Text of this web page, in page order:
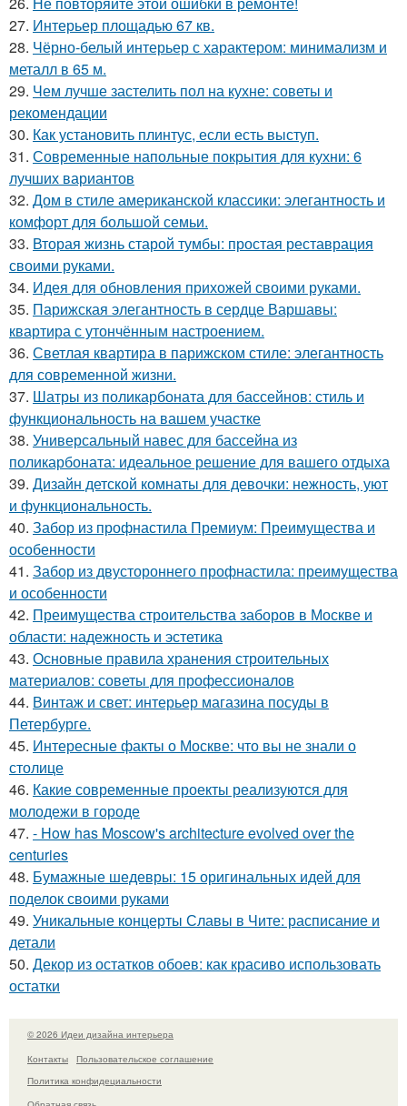
27. Интерьер площадью 67 кв.
28. Чёрно-белый интерьер с характером: минимализм и
металл в 65 м.
29. Чем лучше застелить пол на кухне: советы и
рекомендации
30. Как установить плинтус, если есть выступ.
31. Современные напольные покрытия для кухни: 6
лучших вариантов
32. Дом в стиле американской классики: элегантность и
комфорт для большой семьи.
33. Вторая жизнь старой тумбы: простая реставрация
своими руками.
34. Идея для обновления прихожей своими руками.
35. Парижская элегантность в сердце Варшавы:
квартира с утончённым настроением.
36. Светлая квартира в парижском стиле: элегантность
для современной жизни.
37. Шатры из поликарбоната для бассейнов: стиль и
функциональность на вашем участке
38. Универсальный навес для бассейна из
поликарбоната: идеальное решение для вашего отдыха
39. Дизайн детской комнаты для девочки: нежность, уют
и функциональность.
40. Забор из профнастила Премиум: Преимущества и
особенности
41. Забор из двустороннего профнастила: преимущества
и особенности
42. Преимущества строительства заборов в Москве и
области: надежность и эстетика
43. Основные правила хранения строительных
материалов: советы для профессионалов
44. Винтаж и свет: интерьер магазина посуды в
Петербурге.
45. Интересные факты о Москве: что вы не знали о
столице
46. Какие современные проекты реализуются для
молодежи в городе
47. - How has Moscow's architecture evolved over the
centuries
48. Бумажные шедевры: 15 оригинальных идей для
поделок своими руками
49. Уникальные концерты Славы в Чите: расписание и
детали
50. Декор из остатков обоев: как красиво использовать
остатки
© 2026 Идеи дизайна интерьера
Контакты
Пользовательское соглашение
Политика конфидециальности